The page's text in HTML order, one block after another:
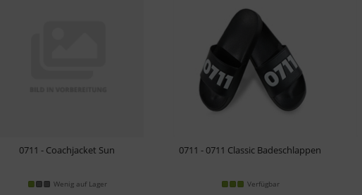
0711 - Coachjacket Sun
Wenig auf Lager
0711 - 0711 Classic Badeschlappen
Verfügbar